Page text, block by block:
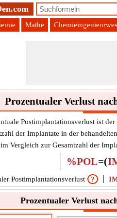
Mathe
Prozentualer Verlust
Postimplantationsverlust ist
der Implantate in der
Vergleich zur Gesamtzahl der
%POL=(
Postimplantationsverlust ?
Prozentualer Verlust